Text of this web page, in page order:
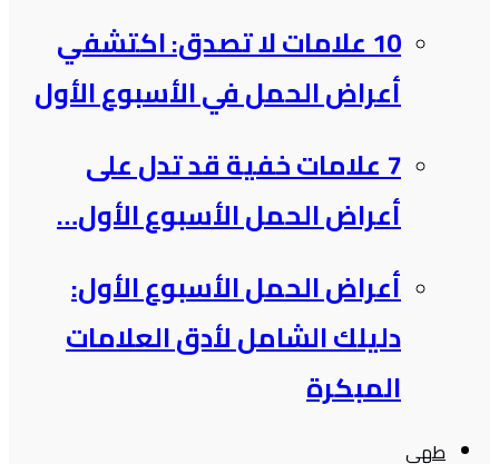
10 علامات لا تصدق: اكتشفي
أعراض الحمل في الأسبوع الأول
7 علامات خفية قد تدل على
أعراض الحمل الأسبوع الأول…
أعراض الحمل الأسبوع الأول:
دليلك الشامل لأدق العلامات
المبكرة
طهي